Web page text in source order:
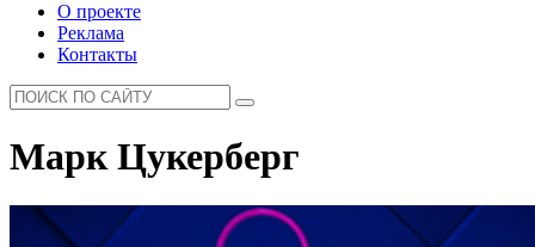
О проекте
Реклама
Контакты
Марк Цукерберг